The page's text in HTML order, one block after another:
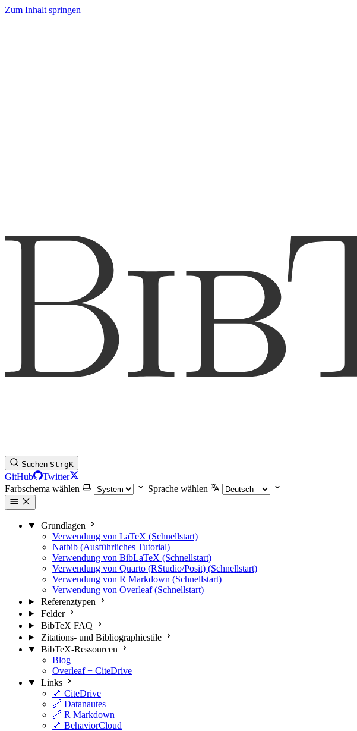
Zum Inhalt springen
Suchen StrgK
GitHub
Twitter
Farbschema wählen
Sprache wählen
Grundlagen
Verwendung von LaTeX (Schnellstart)
Natbib (Ausführliches Tutorial)
Verwendung von BibLaTeX (Schnellstart)
Verwendung von Quarto (RStudio/Posit) (Schnellstart)
Verwendung von R Markdown (Schnellstart)
Verwendung von Overleaf (Schnellstart)
Referenztypen
Felder
BibTeX FAQ
Zitations- und Bibliographiestile
BibTeX-Ressourcen
Blog
Overleaf + CiteDrive
Links
🔗 CiteDrive
🔗 Datanautes
🔗 R Markdown
🔗 BehaviorCloud